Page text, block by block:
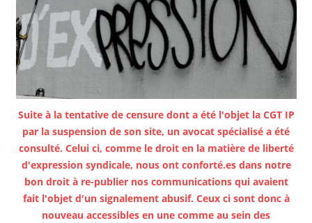
Suite à la tentative de censure dont a été l'objet la CGT IP
par la suspension de son site, un avocat spécialisé a été
consulté. Celui ci, comme le droit en la matière de liberté
d'expression syndicale, nous ont conforté.es dans notre
bon droit à re-publier nos communications qui avaient
fait l'objet d'un signalement abusif. Ceux ci sont donc à
nouveau accessibles en une comme au sein des